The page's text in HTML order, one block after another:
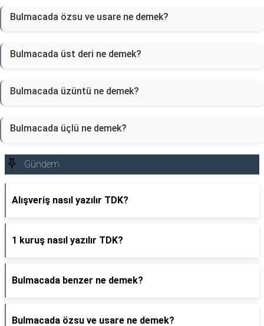
Bulmacada özsu ve usare ne demek?
Bulmacada üst deri ne demek?
Bulmacada üzüntü ne demek?
Bulmacada üçlü ne demek?
Gündem
Alışveriş nasıl yazılır TDK?
1 kuruş nasıl yazılır TDK?
Bulmacada benzer ne demek?
Bulmacada özsu ve usare ne demek?